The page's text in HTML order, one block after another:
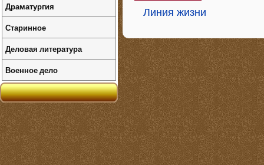
Линия жизни
Драматургия
Старинное
Деловая литература
Военное дело